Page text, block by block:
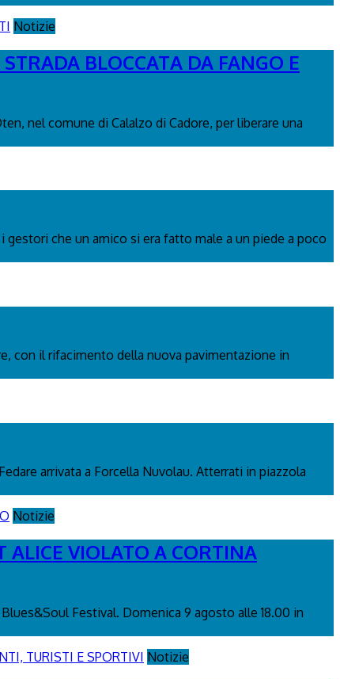
Notizie
BLOCCATA DA FANGO E
nel comune di Calalzo di Cadore, per liberare una
gestori che un amico si era fatto male a un piede a poco
con il rifacimento della nuova pavimentazione in
arrivata a Forcella Nuvolau. Atterrati in piazzola
Notizie
ALICE VIOLATO A CORTINA
Festival. Domenica 9 agosto alle 18.00 in
Notizie